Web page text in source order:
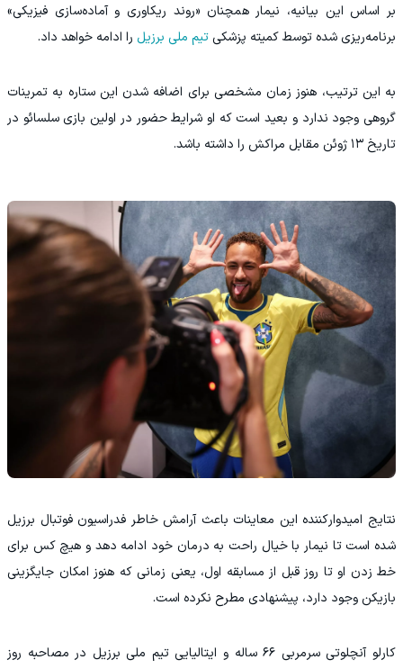
‫بر اساس این بیانیه، نیمار همچنان «روند ریکاوری و آماده‌سازی فیزیکی»
برنامه‌ریزی شده توسط کمیته پزشکی تیم ملی برزیل را ادامه خواهد داد.
‫به این ترتیب، هنوز زمان مشخصی برای اضافه شدن این ستاره به تمرینات
گروهی وجود ندارد و بعید است که او شرایط حضور در اولین بازی سلسائو در
تاریخ ۱۳ ژوئن مقابل مراکش را داشته باشد.
‫نتایج امیدوارکننده این معاینات باعث آرامش خاطر فدراسیون فوتبال برزیل
شده است تا نیمار با خیال راحت به درمان خود ادامه دهد و هیچ کس برای
خط زدن او تا روز قبل از مسابقه اول، یعنی زمانی که هنوز امکان جایگزینی
بازیکن وجود دارد، پیشنهادی مطرح نکرده است.
‫کارلو آنچلوتی سرمربی ۶۶ ساله و ایتالیایی تیم ملی برزیل در مصاحبه روز